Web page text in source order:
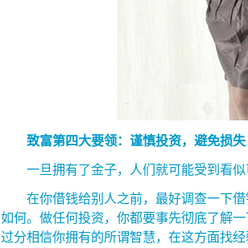
致富第四大要领：谨慎投资，避免损失
一旦拥有了金子，人们就可能受到看似
在你借钱给别人之前，最好调查一下借
如何。做任何投资，你都要事先彻底了解
过分相信你拥有的所谓智慧，在这方面找